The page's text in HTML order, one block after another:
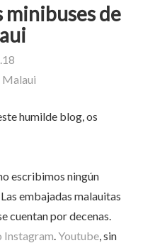
minibuses de
Malaui
humilde blog, os
escribimos ningún
embajadas malauitas
cuentan por decenas.
Instagram. Youtube, sin